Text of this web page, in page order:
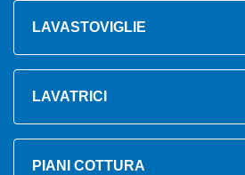
LAVASTOVIGLIE
LAVATRICI
PIANI COTTURA